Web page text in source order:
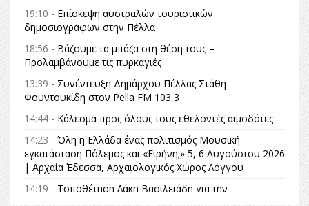
19:10 - Επίσκεψη αυστραλών τουριστικών
δημοσιογράφων στην Πέλλα
18:56 - Βάζουμε τα μπάζα στη θέση τους –
Προλαμβάνουμε τις πυρκαγιές
13:39 - Συνέντευξη Δημάρχου Πέλλας Στάθη
Φουντουκίδη στον Pella FM 103,3
14:44 - Κάλεσμα προς όλους τους εθελοντές αιμοδότες
14:23 - Όλη η Ελλάδα ένας πολιτισμός Μουσική
εγκατάσταση Πόλεμος και «Ειρήνη;» 5, 6 Αυγούστου 2026
| Αρχαία Έδεσσα, Αρχαιολογικός Χώρος Λόγγου
14:19 - Τοποθέτηση Λάκη Βασιλειάδη για την
Αναθεώρηση του Συντάγματος: «Σε τέτοιες κορυφαίες